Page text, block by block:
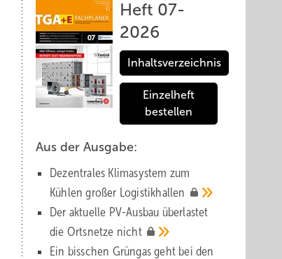
Heft 07-
2026
Inhaltsverzeichnis
Einzelheft
bestellen
Aus der Ausgabe:
Dezentrales Klimasystem zum
Kühlen großer Logistik­hallen
Der aktuelle PV-Ausbau über­lastet
die Orts­netze nicht
Ein bisschen Grüngas geht bei den